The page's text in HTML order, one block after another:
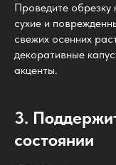
Проведите обрезку
сухие и
свежих осенних
декоративные
акценты.
3.
состоянии